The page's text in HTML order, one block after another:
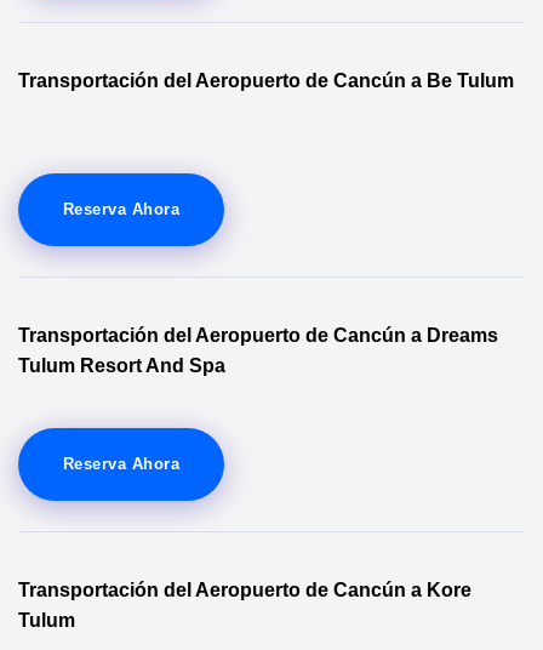
Transportación del Aeropuerto de Cancún a Be Tulum
Reserva Ahora
Transportación del Aeropuerto de Cancún a Dreams
Tulum Resort And Spa
Reserva Ahora
Transportación del Aeropuerto de Cancún a Kore
Tulum